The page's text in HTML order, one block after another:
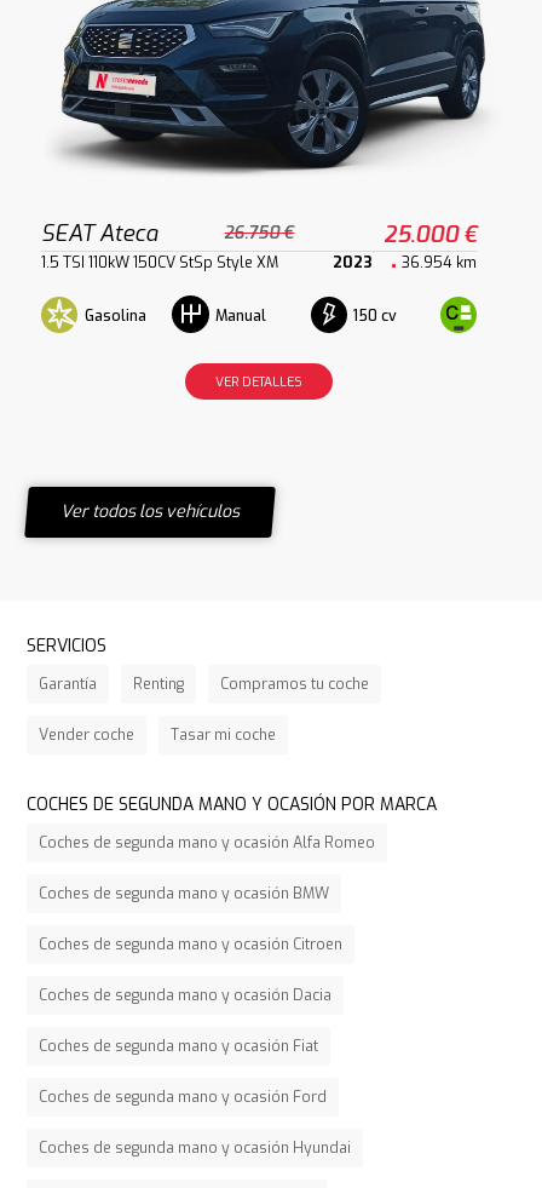
SEAT Ateca 26.750 € 25.000 €
1.5 TSI 110kW 150CV StSp Style XM 2023 36.954 km
Gasolina Manual 150 cv
VER DETALLES
Ver todos los vehículos
SERVICIOS
Garantía Renting Compramos tu coche
Vender coche Tasar mi coche
COCHES DE SEGUNDA MANO Y OCASIÓN POR MARCA
Coches de segunda mano y ocasión Alfa Romeo
Coches de segunda mano y ocasión BMW
Coches de segunda mano y ocasión Citroen
Coches de segunda mano y ocasión Dacia
Coches de segunda mano y ocasión Fiat
Coches de segunda mano y ocasión Ford
Coches de segunda mano y ocasión Hyundai